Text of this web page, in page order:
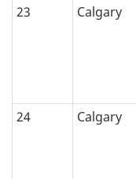
23 Calgary
24 Calgary